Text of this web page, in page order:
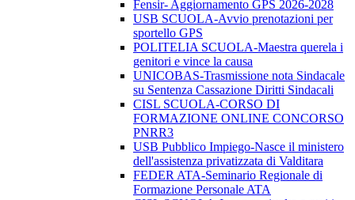
Fensir- Aggiornamento GPS 2026-2028
USB SCUOLA-Avvio prenotazioni per
sportello GPS
POLITELIA SCUOLA-Maestra querela i
genitori e vince la causa
UNICOBAS-Trasmissione nota Sindacale
su Sentenza Cassazione Diritti Sindacali
CISL SCUOLA-CORSO DI
FORMAZIONE ONLINE CONCORSO
PNRR3
USB Pubblico Impiego-Nasce il ministero
dell'assistenza privatizzata di Valditara
FEDER ATA-Seminario Regionale di
Formazione Personale ATA